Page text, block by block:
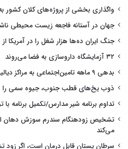
واگذاری بخشی از پروژه‌های کلان کشور
جهان در آستانه فاجعه زیست محیطی
جنگ ایران ده‌ها هزار شغل را در آمریکا از
۳۲ آزمایشگاه داروسازی به فضا می‌روند
بدهی ۹ ماهه تامین‌اجتماعی به مراکز دیالیز
ذوب یخ‌های قطب جنوب، جیوه سمی را
تداوم برنامه شیر مدارس/تکمیل برنامه با
تشخیص زودهنگام سندرم سوزش دهان
می‌کند
سرطان پستان قابل درمان است، اگر